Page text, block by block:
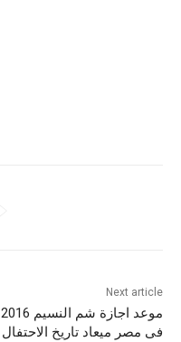
Next article
موعد اجازة شم النسيم 2016
فى مصر ميعاد تاريخ الاحتفال